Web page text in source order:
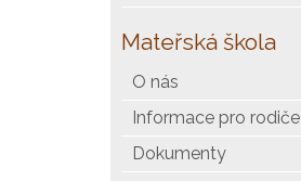
Mateřská škola
O nás
Informace pro rodiče
Dokumenty